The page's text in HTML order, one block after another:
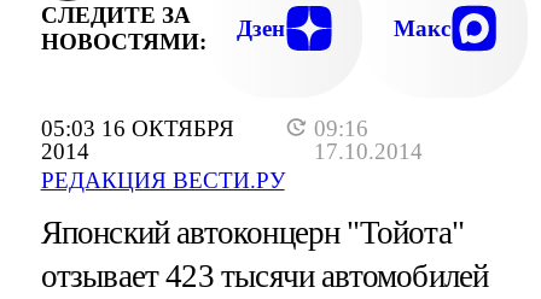
05:03 16 ОКТЯБРЯ
2014
09:16
17.10.2014
РЕДАКЦИЯ ВЕСТИ.РУ
СЛЕДИТЕ ЗА
НОВОСТЯМИ:
Дзен Макс
Японский автоконцерн "Тойота"
отзывает 423 тысячи автомобилей